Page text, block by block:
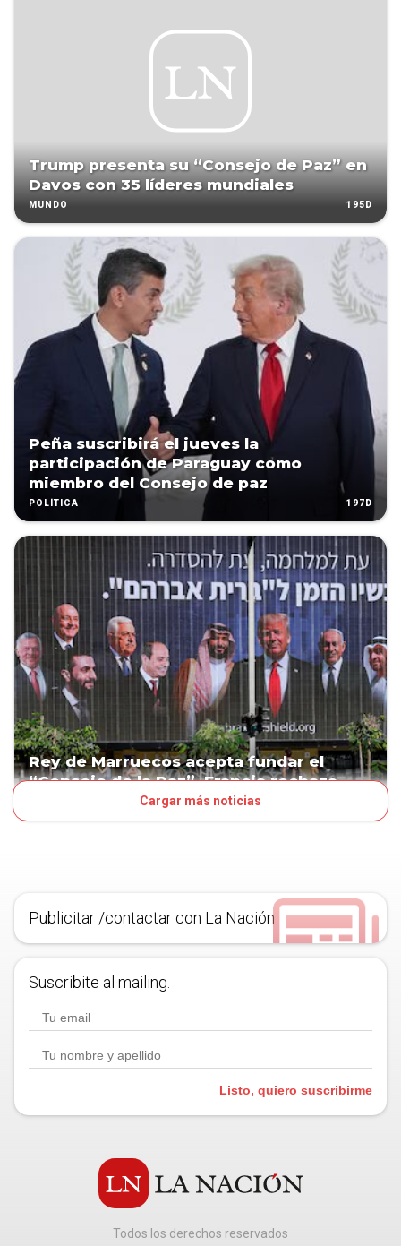
Trump presenta su “Consejo de Paz” en
Davos con 35 líderes mundiales
MUNDO 195D
Peña suscribirá el jueves la
participación de Paraguay como
miembro del Consejo de paz
POLÍTICA 197D
Rey de Marruecos acepta fundar el
“Consejo de la Paz”, Francia rechaza
Cargar más noticias
Publicitar /contactar con La Nación
Suscribite al mailing.
Listo, quiero suscribirme
Todos los derechos reservados